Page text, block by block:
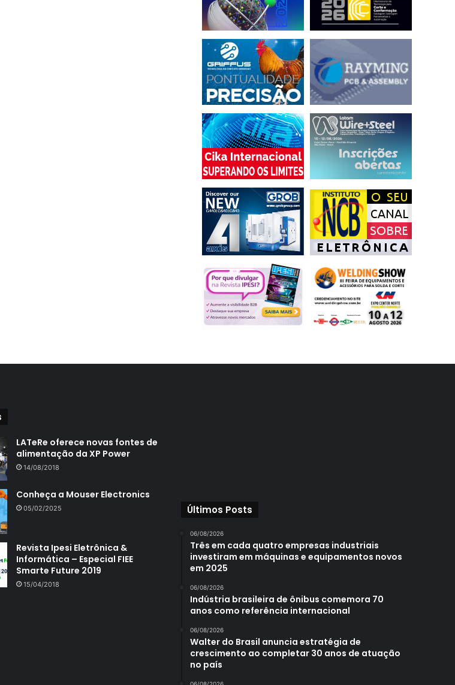
LATeRe oferece novas fontes de
alimentação da XP Power
14/08/2018
Conheça a Mouser Electronics
05/02/2025
Revista Ipesi Eletrônica &
Informática – Especial FIEE
Smarte Future 2019
15/04/2018
Últimos Posts
06/08/2026
Três em cada quatro empresas industriais
investiram em máquinas e equipamentos novos
em 2025
06/08/2026
Indústria brasileira de ônibus comemora 70
anos como referência internacional
06/08/2026
Walter do Brasil anuncia estratégia de
crescimento ao completar 30 anos de atuação
no país